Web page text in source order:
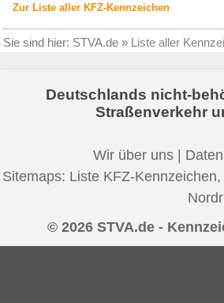
Zur Liste aller KFZ-Kennzeichen
Sie sind hier: STVA.de » Liste aller
Deutschlands nicht-
Straßenverkehr
Wir über uns |
Sitemaps: Liste KFZ-Kennzeichen,
© 2026 STVA.de -